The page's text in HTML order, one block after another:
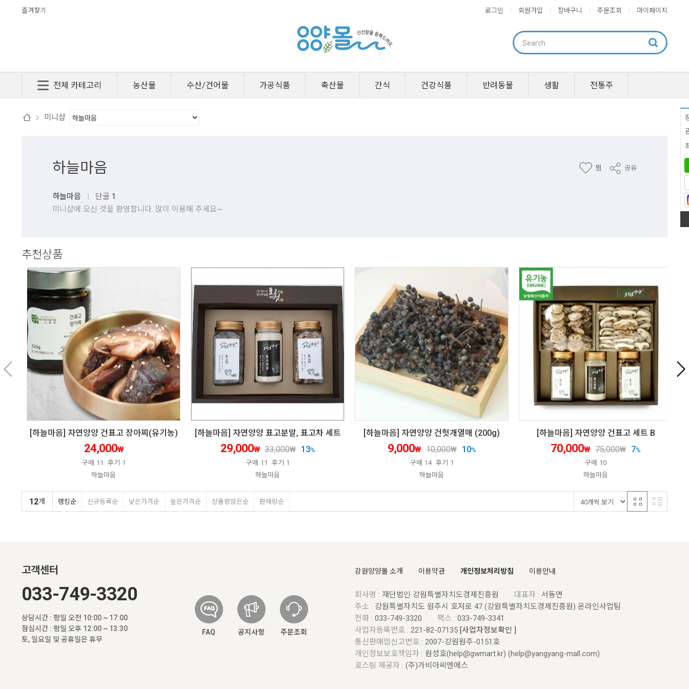
즐겨찾기 로그인 회원가입 장바구니 주문조회 마이페이지
전체 카테고리 농산물 수산/건어물 가공식품 축산물 간식 건강식품 반려동물 생활 전통주
미니샵
하늘마음
하늘마음 | 단골 1
미니샵에 오신 것을 환영합니다. 많이 이용해 주세요~
찜 공유
추천상품
[하늘마음] 자연양양 건표고 장아찌(유기농)
24,000₩
구매 11 후기 1
하늘마음
[하늘마음] 자연양양 표고분말, 표고차 세트
29,000₩ 33,000₩ 13%
구매 11 후기 1
하늘마음
[하늘마음] 자연양양 건헛개열매 (200g)
9,000₩ 10,000₩ 10%
구매 14 후기 1
하늘마음
[하늘마음] 자연양양 건표고 세트 B
70,000₩ 75,000₩ 7%
구매 10
하늘마음
12개 랭킹순 신규등록순 낮은가격순 높은가격순 상품평많은순 판매량순
고객센터
033-749-3320
상담시간 : 평일 오전 10:00 ~ 17:00
점심시간 : 평일 오후 12:00 ~ 13:30
토, 일요일 및 공휴일은 휴무
FAQ 공지사항 주문조회
강원양양몰 소개 이용약관 개인정보처리방침 이용안내
회사명 : 재단법인 강원특별자치도경제진흥원 대표자 : 서동면
주소 : 강원특별자치도 원주시 호저로 47 (강원특별자치도경제진흥원) 온라인사업팀
전화 : 033-749-3320 팩스 : 033-749-3341
사업자등록번호 : 221-82-07135 [사업자정보확인 ]
통신판매업신고번호 : 2007-강원원주-0151호
개인정보보호책임자 : 원성호(help@gwmart.kr) (help@yangyang-mall.com)
호스팅 제공자 : (주)가비아씨엔에스